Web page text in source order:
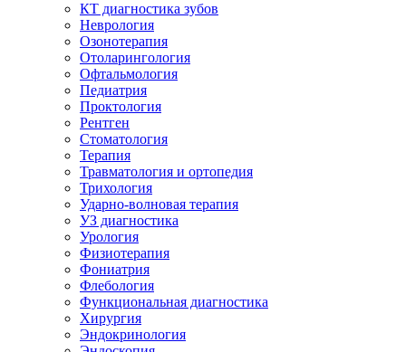
КТ диагностика зубов
Неврология
Озонотерапия
Отоларингология
Офтальмология
Педиатрия
Проктология
Рентген
Стоматология
Терапия
Травматология и ортопедия
Трихология
Ударно-волновая терапия
УЗ диагностика
Урология
Физиотерапия
Фониатрия
Флебология
Функциональная диагностика
Хирургия
Эндокринология